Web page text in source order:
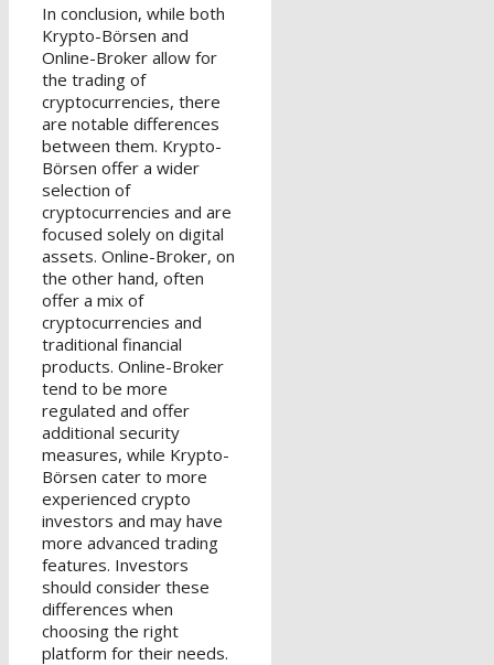
In conclusion, while both
Krypto-Börsen and
Online-Broker allow for
the trading of
cryptocurrencies, there
are notable differences
between them. Krypto-
Börsen offer a wider
selection of
cryptocurrencies and are
focused solely on digital
assets. Online-Broker, on
the other hand, often
offer a mix of
cryptocurrencies and
traditional financial
products. Online-Broker
tend to be more
regulated and offer
additional security
measures, while Krypto-
Börsen cater to more
experienced crypto
investors and may have
more advanced trading
features. Investors
should consider these
differences when
choosing the right
platform for their needs.